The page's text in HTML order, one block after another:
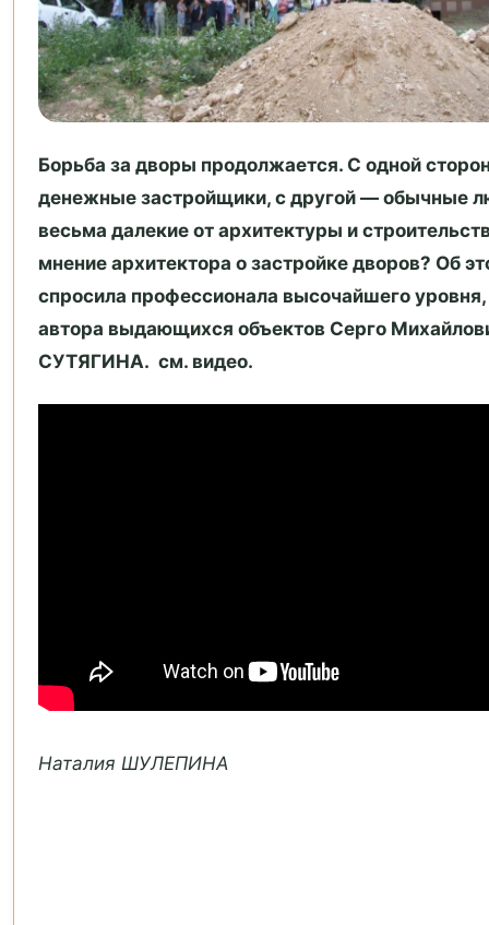
Борьба за дворы продолжается. С одной
денежные застройщики, с другой — обычные
весьма далекие от архитектуры и
мнение архитектора о застройке дворов? Об
спросила профессионала высочайшего
автора выдающихся объектов Серго
СУТЯГИНА. см. видео.
Наталия ШУЛЕПИНА